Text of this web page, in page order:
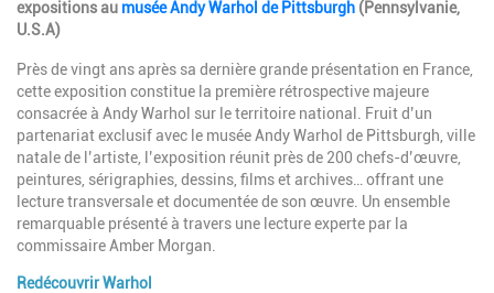
expositions au musée Andy Warhol de Pittsburgh (Pennsylvanie,
U.S.A)
Près de vingt ans après sa dernière grande présentation en France,
cette exposition constitue la première rétrospective majeure
consacrée à Andy Warhol sur le territoire national. Fruit d’un
partenariat exclusif avec le musée Andy Warhol de Pittsburgh, ville
natale de l’artiste, l’exposition réunit près de 200 chefs-d’œuvre,
peintures, sérigraphies, dessins, films et archives… offrant une
lecture transversale et documentée de son œuvre. Un ensemble
remarquable présenté à travers une lecture experte par la
commissaire Amber Morgan.
Redécouvrir Warhol